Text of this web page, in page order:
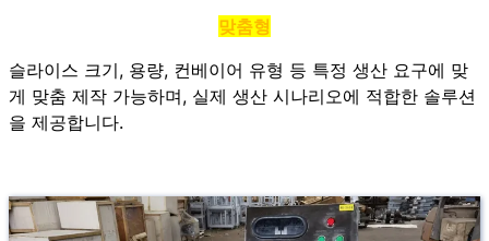
맞춤형
슬라이스 크기, 용량, 컨베이어 유형 등 특정 생산 요구에 맞
게 맞춤 제작 가능하며, 실제 생산 시나리오에 적합한 솔루션
을 제공합니다.